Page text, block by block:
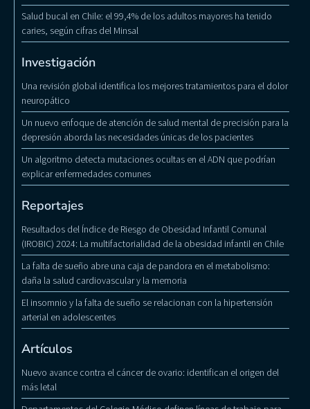
Salud bucal en Chile: el 99,4% de los adultos mayores ha tenido
caries, según cifras del Minsal
Investigación
Una revisión global identifica los mejores tratamientos para el dolor
neuropático
Un nuevo enfoque de atención de salud mental de precisión para la
depresión aborda las necesidades únicas de los pacientes
Un algoritmo detecta mutaciones ocultas en el ADN que podrían
explicar enfermedades comunes
Reportajes
Resultados del Índice de Riesgo de Obesidad Infantil Comunal
(IROBIC) 2024: La multifactorialidad de la obesidad infantil en Chile
La falta de sueño abre una caja de pandora en el metabolismo:
daña la salud cardiovascular y la memoria
El insomnio y la falta de sueño se relacionan con la hipertensión
arterial en adolescentes
Artículos
Nuevo avance contra el cáncer de ovario: identifican el origen del
más letal